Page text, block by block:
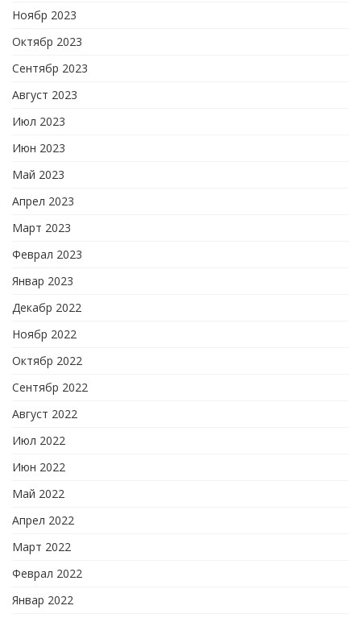
Ноябр 2023
Октябр 2023
Сентябр 2023
Август 2023
Июл 2023
Июн 2023
Май 2023
Апрел 2023
Март 2023
Феврал 2023
Январ 2023
Декабр 2022
Ноябр 2022
Октябр 2022
Сентябр 2022
Август 2022
Июл 2022
Июн 2022
Май 2022
Апрел 2022
Март 2022
Феврал 2022
Январ 2022